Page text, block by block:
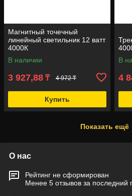
Магнитный точечный
линейный светильник 12 ватт
4000К
В наличии
3 927,88 ₸ 4 972 ₸
Купить
В
4
Показать ещё
О нас
Рейтинг не сформирован
Менее 5 отзывов за последний